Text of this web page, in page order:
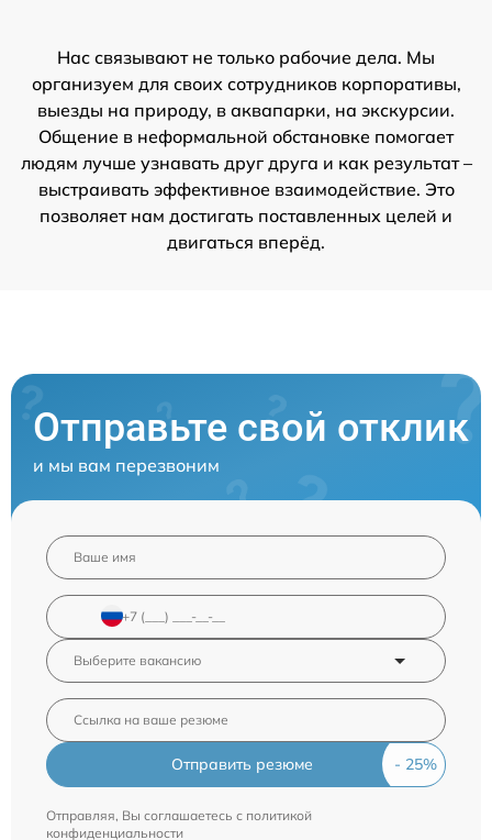
Нас связывают не только рабочие дела. Мы
организуем для своих сотрудников корпоративы,
выезды на природу, в аквапарки, на экскурсии.
Общение в неформальной обстановке помогает
людям лучше узнавать друг друга и как результат –
выстраивать эффективное взаимодействие. Это
позволяет нам достигать поставленных целей и
двигаться вперёд.
Отправьте свой отклик
и мы вам перезвоним
Отправить резюме
Отправляя, Вы соглашаетесь с политикой
конфиденциальности